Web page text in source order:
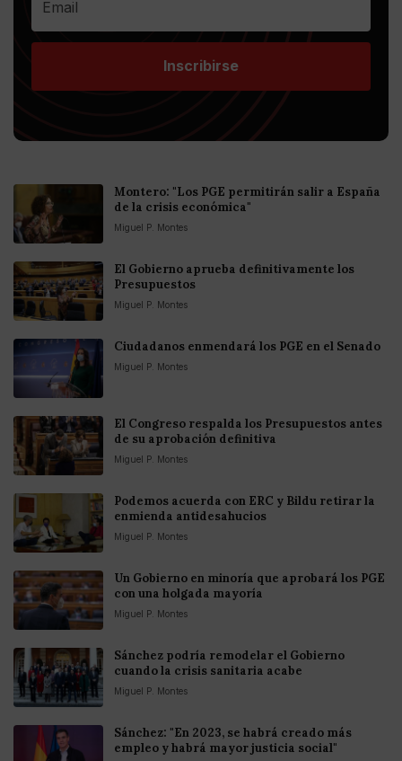
Inscribirse
Montero: "Los PGE permitirán salir a España
de la crisis económica"
Miguel P. Montes
El Gobierno aprueba definitivamente los
Presupuestos
Miguel P. Montes
Ciudadanos enmendará los PGE en el Senado
Miguel P. Montes
El Congreso respalda los Presupuestos antes
de su aprobación definitiva
Miguel P. Montes
Podemos acuerda con ERC y Bildu retirar la
enmienda antidesahucios
Miguel P. Montes
Un Gobierno en minoría que aprobará los PGE
con una holgada mayoría
Miguel P. Montes
Sánchez podría remodelar el Gobierno
cuando la crisis sanitaria acabe
Miguel P. Montes
Sánchez: "En 2023, se habrá creado más
empleo y habrá mayor justicia social"